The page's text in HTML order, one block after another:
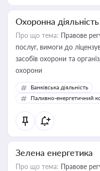
Охоронна діяльність
Про що тема: Правове
послуг, вимоги до
засобів охорони та
охорони
Банківська діяльність
Паливно-енергетичний
Зелена енергетика
Про що тема: Правове